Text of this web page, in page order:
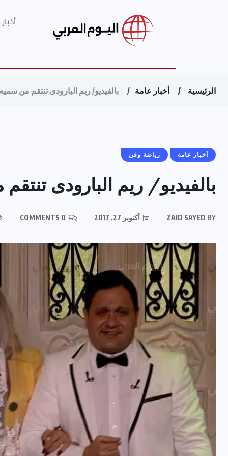
الرئيسية أخبار عامة بالفيديو/ ريم البارودى تنتقم من
أخبار عامة رياضة وفن
بالفيديو/ ريم البارودى
BY أكتوبر 27, 2017